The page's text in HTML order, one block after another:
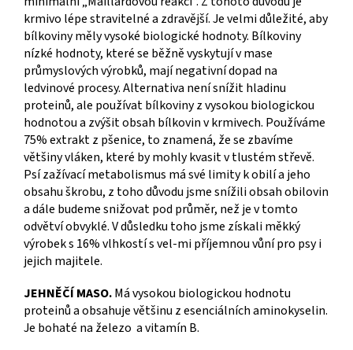
krmivo lépe stravitelné a zdravější. Je velmi důležité, aby
bílkoviny měly vysoké biologické hodnoty. Bílkoviny
nízké hodnoty, které se běžně vyskytují v mase
průmyslových výrobků, mají negativní dopad na
ledvinové procesy. Alternativa není snížit hladinu
proteinů, ale používat bílkoviny z vysokou biologickou
hodnotou a zvýšit obsah bílkovin v krmivech. Používáme
75% extrakt z pšenice, to znamená, že se zbavíme
většiny vláken, které by mohly kvasit v tlustém střevě.
Psí zažívací metabolismus má své limity k obilí a jeho
obsahu škrobu, z toho důvodu jsme snížili obsah obilovin
a dále budeme snižovat pod průměr, než je v tomto
odvětví obvyklé. V důsledku toho jsme získali měkký
výrobek s 16% vlhkostí s vel-mi příjemnou vůní pro psy i
jejich majitele.
JEHNĚČÍ MASO.Má vysokou biologickou hodnotu
proteinů a obsahuje většinu z esenciálních aminokyselin.
Je bohaté na železo a vitamín B.